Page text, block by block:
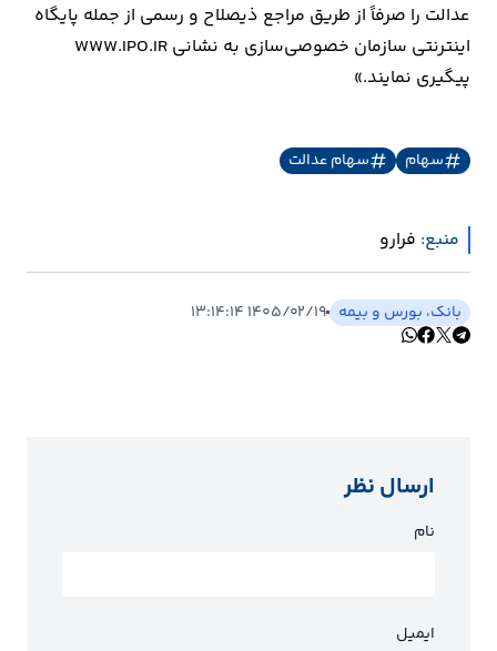
عدالت را صرفاً از طریق مراجع ذیصلاح و رسمی از جمله پایگاه
اینترنتی سازمان خصوصی­‌سازی به نشانی WWW.IPO.IR
پیگیری نمایند.»
سهام سهام عدالت
منبع: فرارو
بانک، بورس و بیمه ۱۴۰۵/۰۲/۱۹ ۱۳:۱۴:۱۴
ارسال نظر
نام
ایمیل